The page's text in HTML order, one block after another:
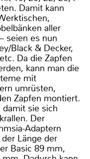
Damit kann
aller
seien es nun
Black & Decker,
Da die Zapfen
kann man die
mit
umrüsten,
Zapfen montiert.
damit sie sich
Der
Adaptern
Länge der
Basic 89 mm,